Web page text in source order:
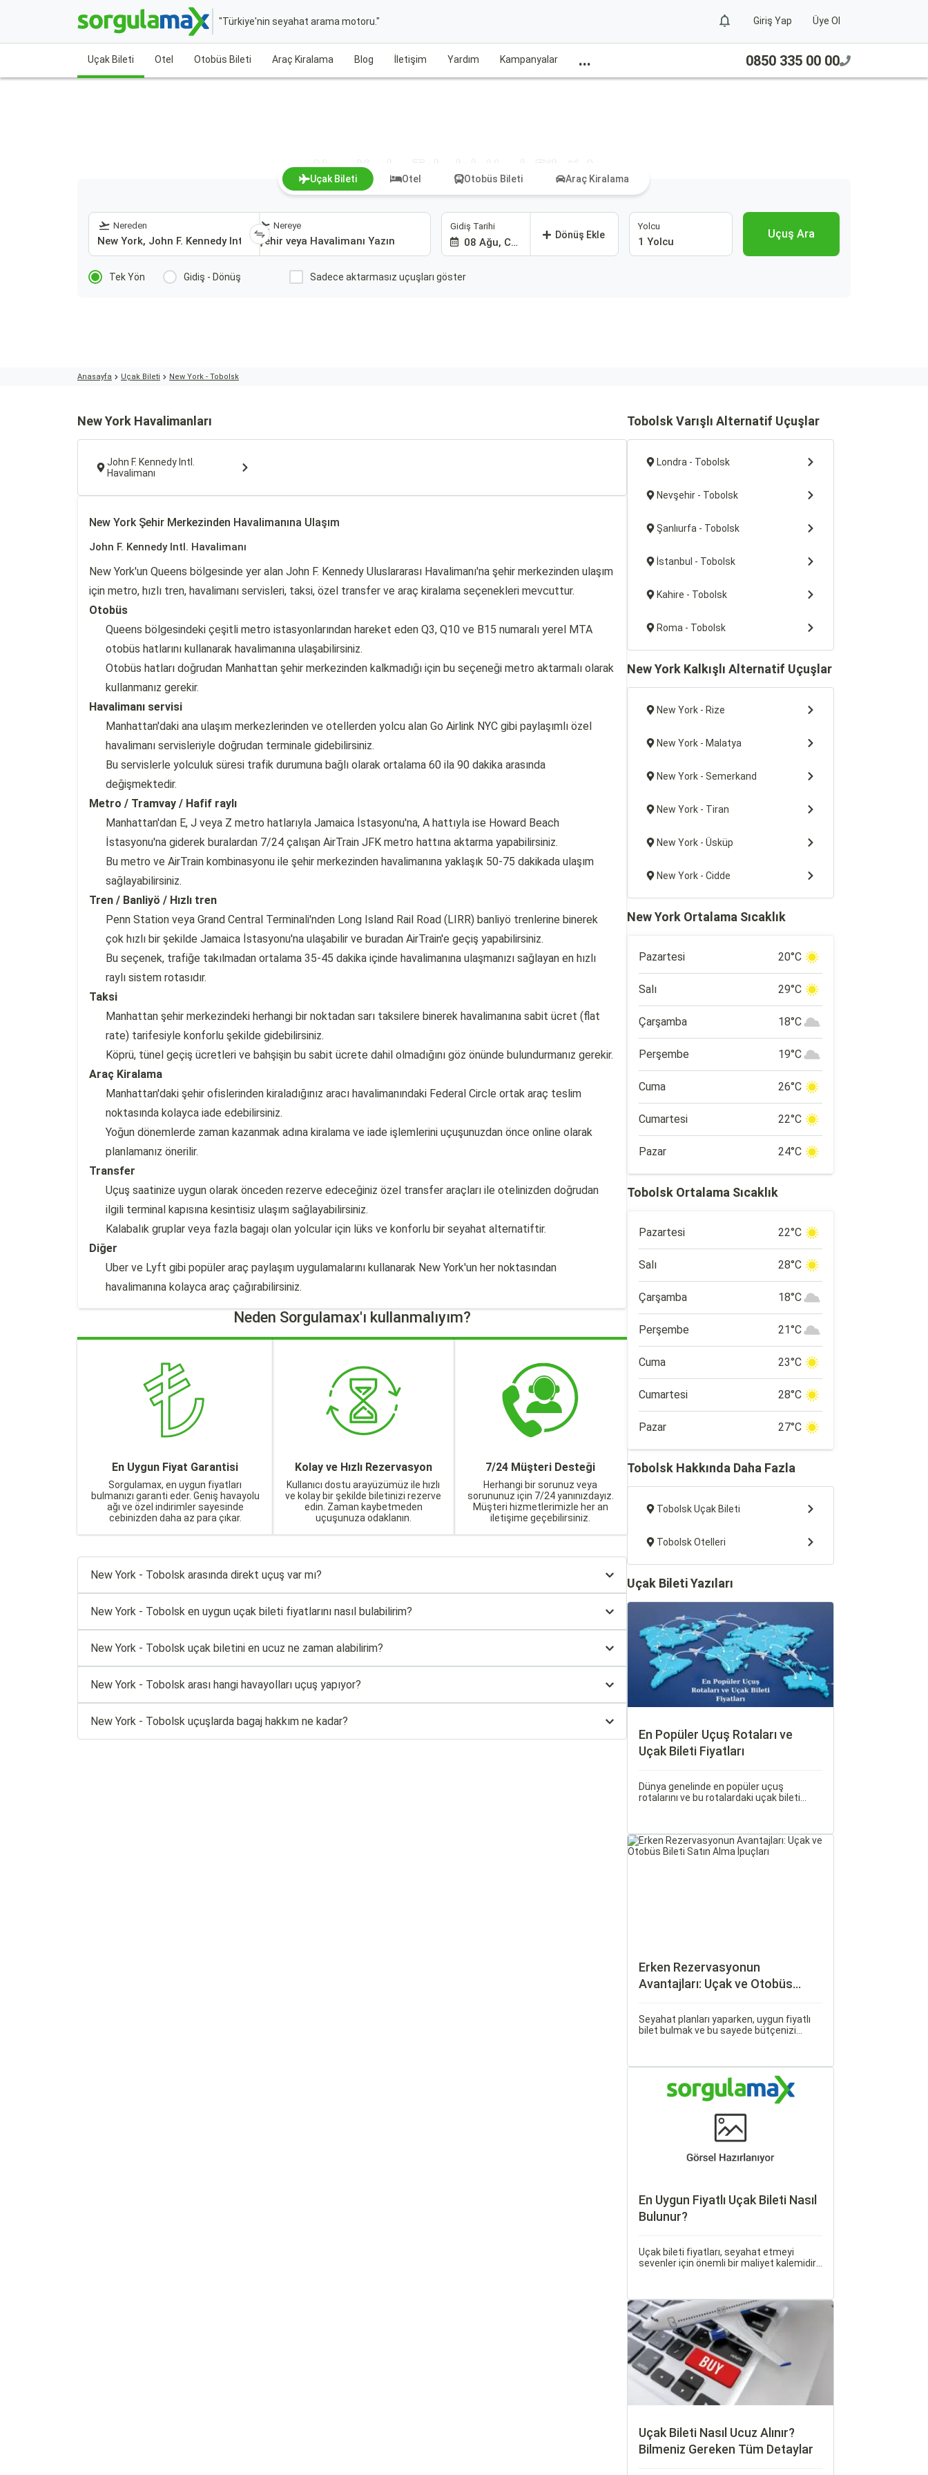
"Türkiye'nin seyahat arama motoru." Giriş Yap Üye Ol
Uçak Bileti Otel Otobüs Bileti Araç Kiralama Blog İletişim Yardım Kampanyalar ... 0850 335 00 00
New York - Tobolsk Uçak Bileti Ara
Uçak Bileti Otel Otobüs Bileti Araç Kiralama
Nereden Nereye Gidiş Tarihi
08 Ağu, Cmt
Dönüş Ekle
Yolcu
1 Yolcu
Uçuş Ara
Tek Yön Gidiş - Dönüş Sadece aktarmasız uçuşları göster
Anasayfa Uçak Bileti New York - Tobolsk
New York Havalimanları
John F. Kennedy Intl.
Havalimanı
New York Şehir Merkezinden Havalimanına Ulaşım
John F. Kennedy Intl. Havalimanı
New York'un Queens bölgesinde yer alan John F. Kennedy Uluslararası Havalimanı'na şehir merkezinden ulaşım
için metro, hızlı tren, havalimanı servisleri, taksi, özel transfer ve araç kiralama seçenekleri mevcuttur.
Otobüs
Queens bölgesindeki çeşitli metro istasyonlarından hareket eden Q3, Q10 ve B15 numaralı yerel MTA
otobüs hatlarını kullanarak havalimanına ulaşabilirsiniz.
Otobüs hatları doğrudan Manhattan şehir merkezinden kalkmadığı için bu seçeneği metro aktarmalı olarak
kullanmanız gerekir.
Havalimanı servisi
Manhattan'daki ana ulaşım merkezlerinden ve otellerden yolcu alan Go Airlink NYC gibi paylaşımlı özel
havalimanı servisleriyle doğrudan terminale gidebilirsiniz.
Bu servislerle yolculuk süresi trafik durumuna bağlı olarak ortalama 60 ila 90 dakika arasında
değişmektedir.
Metro / Tramvay / Hafif raylı
Manhattan'dan E, J veya Z metro hatlarıyla Jamaica İstasyonu'na, A hattıyla ise Howard Beach
İstasyonu'na giderek buralardan 7/24 çalışan AirTrain JFK metro hattına aktarma yapabilirsiniz.
Bu metro ve AirTrain kombinasyonu ile şehir merkezinden havalimanına yaklaşık 50-75 dakikada ulaşım
sağlayabilirsiniz.
Tren / Banliyö / Hızlı tren
Penn Station veya Grand Central Terminali'nden Long Island Rail Road (LIRR) banliyö trenlerine binerek
çok hızlı bir şekilde Jamaica İstasyonu'na ulaşabilir ve buradan AirTrain'e geçiş yapabilirsiniz.
Bu seçenek, trafiğe takılmadan ortalama 35-45 dakika içinde havalimanına ulaşmanızı sağlayan en hızlı
raylı sistem rotasıdır.
Taksi
Manhattan şehir merkezindeki herhangi bir noktadan sarı taksilere binerek havalimanına sabit ücret (flat
rate) tarifesiyle konforlu şekilde gidebilirsiniz.
Köprü, tünel geçiş ücretleri ve bahşişin bu sabit ücrete dahil olmadığını göz önünde bulundurmanız gerekir.
Araç Kiralama
Manhattan'daki şehir ofislerinden kiraladığınız aracı havalimanındaki Federal Circle ortak araç teslim
noktasında kolayca iade edebilirsiniz.
Yoğun dönemlerde zaman kazanmak adına kiralama ve iade işlemlerini uçuşunuzdan önce online olarak
planlamanız önerilir.
Transfer
Uçuş saatinize uygun olarak önceden rezerve edeceğiniz özel transfer araçları ile otelinizden doğrudan
ilgili terminal kapısına kesintisiz ulaşım sağlayabilirsiniz.
Kalabalık gruplar veya fazla bagajı olan yolcular için lüks ve konforlu bir seyahat alternatiftir.
Diğer
Uber ve Lyft gibi popüler araç paylaşım uygulamalarını kullanarak New York'un her noktasından
havalimanına kolayca araç çağırabilirsiniz.
Neden Sorgulamax'ı kullanmalıyım?
En Uygun Fiyat Garantisi
Sorgulamax, en uygun fiyatları
bulmanızı garanti eder. Geniş havayolu
ağı ve özel indirimler sayesinde
cebinizden daha az para çıkar.
Kolay ve Hızlı Rezervasyon
Kullanıcı dostu arayüzümüz ile hızlı
ve kolay bir şekilde biletinizi rezerve
edin. Zaman kaybetmeden
uçuşunuza odaklanın.
7/24 Müşteri Desteği
Herhangi bir sorunuz veya
sorununuz için 7/24 yanınızdayız.
Müşteri hizmetlerimizle her an
iletişime geçebilirsiniz.
New York - Tobolsk arasında direkt uçuş var mı?
New York - Tobolsk en uygun uçak bileti fiyatlarını nasıl bulabilirim?
New York - Tobolsk uçak biletini en ucuz ne zaman alabilirim?
New York - Tobolsk arası hangi havayolları uçuş yapıyor?
New York - Tobolsk uçuşlarda bagaj hakkım ne kadar?
Tobolsk Varışlı Alternatif Uçuşlar
Londra - Tobolsk
Nevşehir - Tobolsk
Şanlıurfa - Tobolsk
İstanbul - Tobolsk
Kahire - Tobolsk
Roma - Tobolsk
New York Kalkışlı Alternatif Uçuşlar
New York - Rize
New York - Malatya
New York - Semerkand
New York - Tiran
New York - Üsküp
New York - Cidde
New York Ortalama Sıcaklık
Pazartesi 20°C
Salı 29°C
Çarşamba 18°C
Perşembe 19°C
Cuma 26°C
Cumartesi 22°C
Pazar 24°C
Tobolsk Ortalama Sıcaklık
Pazartesi 22°C
Salı 28°C
Çarşamba 18°C
Perşembe 21°C
Cuma 23°C
Cumartesi 28°C
Pazar 27°C
Tobolsk Hakkında Daha Fazla
Tobolsk Uçak Bileti
Tobolsk Otelleri
Uçak Bileti Yazıları
En Popüler Uçuş Rotaları ve
Uçak Bileti Fiyatları
Dünya genelinde en popüler uçuş
rotalarını ve bu rotalardaki uçak bileti
değişebilir; bunlar arasında ekonomik
durumlar, turizm trendleri ve uluslararası
Erken Rezervasyonun
Avantajları: Uçak ve Otobüs
Seyahat planları yaparken, uygun fiyatlı
bilet bulmak ve bu sayede bütçenizi
aynı zamanda daha kaliteli bir seyahat
deneyimi yaşamanızı sağlar.
En Uygun Fiyatlı Uçak Bileti Nasıl
Bulunur?
Uçak bileti fiyatları, seyahat etmeyi
sevenler için önemli bir maliyet kalemidir.
Uçak Bileti Nasıl Ucuz Alınır?
Bilmeniz Gereken Tüm Detaylar